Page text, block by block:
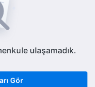
ulaşamadık.
Gör